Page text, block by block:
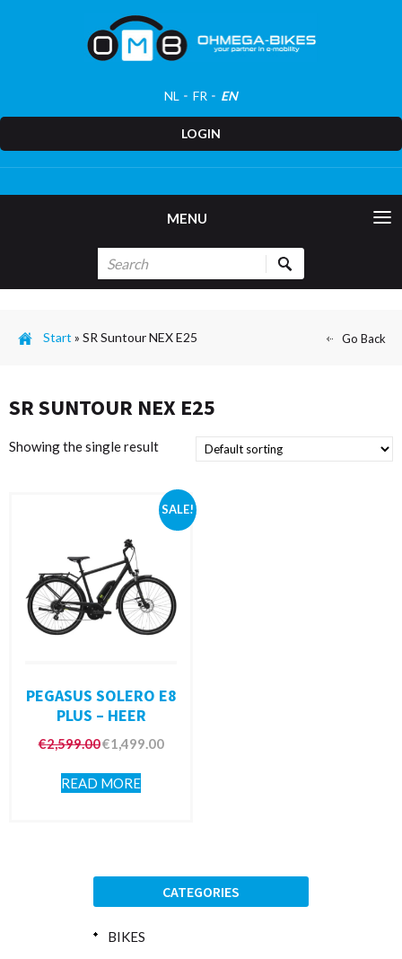
NL FR EN
LOGIN
MENU
Start » SR Suntour NEX E25
CATEGORIES
BIKES
SR SUNTOUR NEX E25
Showing the single result
SALE!
PEGASUS SOLERO E8
PLUS – HEER
€2,599.00€1,499.00
READ MORE